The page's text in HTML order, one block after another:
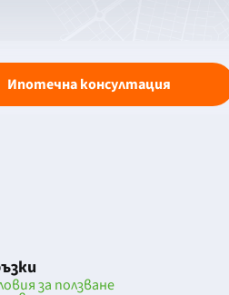
Ипотечна консултация
за ползване